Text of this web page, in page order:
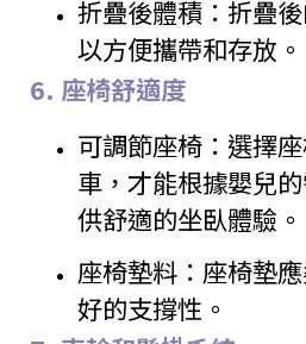
折疊後體積：折疊
以方便攜帶和存放。
6. 座椅舒適度
可調節座椅：選擇
車，才能根據嬰兒
供舒適的坐臥體驗。
座椅墊料：座椅墊
好的支撐性。